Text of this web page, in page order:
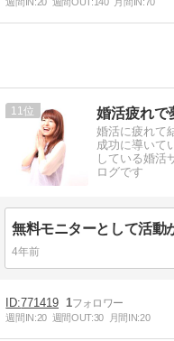
11 婚活疲れで
婚活に疲れて
成功に導いて
している婚活
ログです
4年前
771419 1
週間IN:20 週間OUT:30 月間IN:20